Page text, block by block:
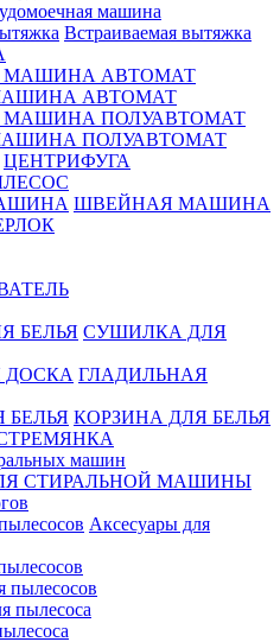
машина
Встраиваемая вытяжка
АВТОМАТ
ПОЛУАВТОМАТ
ЦЕНТРИФУГА
ШВЕЙНАЯ МАШИНА
СУШИЛКА ДЛЯ
ГЛАДИЛЬНАЯ
КОРЗИНА ДЛЯ БЕЛЬЯ
машин
СТИРАЛЬНОЙ МАШИНЫ
Аксесуары для
пылесосов
пылесоса